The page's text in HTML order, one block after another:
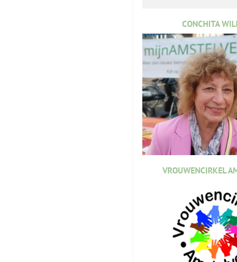
CONCHITA
VROUWENCIRKEL